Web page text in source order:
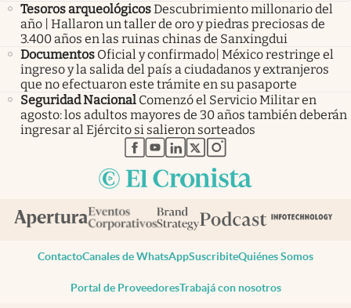
Tesoros arqueológicosDescubrimiento millonario del
año | Hallaron un taller de oro y piedras preciosas de
3.400 años en las ruinas chinas de Sanxingdui
Documentos Oficial y confirmado| México restringe el
ingreso y la salida del país a ciudadanos y extranjeros
que no efectuaron este trámite en su pasaporte
Seguridad Nacional Comenzó el Servicio Militar en
agosto: los adultos mayores de 30 años también deberán
ingresar al Ejército si salieron sorteados
abre en nueva pestaña
abre en nueva pestaña
abre en nueva pestaña
abre en nueva pestaña
abre en nueva pestaña
ContactoCanales de WhatsAppSuscribiteQuiénes Somos
Portal de ProveedoresTrabajá con nosotros